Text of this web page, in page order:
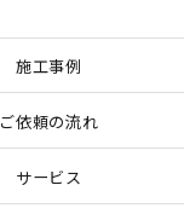
施工事例
ご依頼の流れ
サービス